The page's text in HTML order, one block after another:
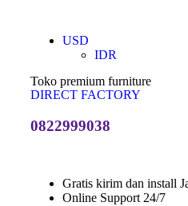
USD
IDR
Toko premium furniture
DIRECT FACTORY
0822999038
Gratis kirim dan install
Online Support 24/7